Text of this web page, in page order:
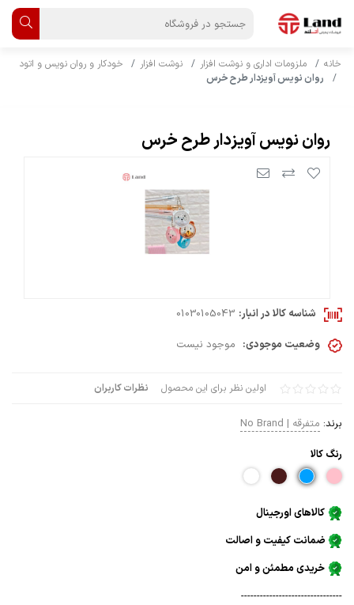
خانه ملزومات اداری و نوشت افزار نوشت افزار
خودکار و روان نویس و اتود
روان نویس آویزدار طرح خرس
روان نویس آویزدار طرح خرس
اولین نظر برای این محصول نظرات کاربران
برند: متفرقه | No Brand
رنگ كالا
کالاهای اورجینال
ضمانت کیفیت و اصالت
خریدی مطمئن و امن
--------------------------------
شناسه کالا در انبار: 01030105043
وضعیت موجودی: موجود نیست